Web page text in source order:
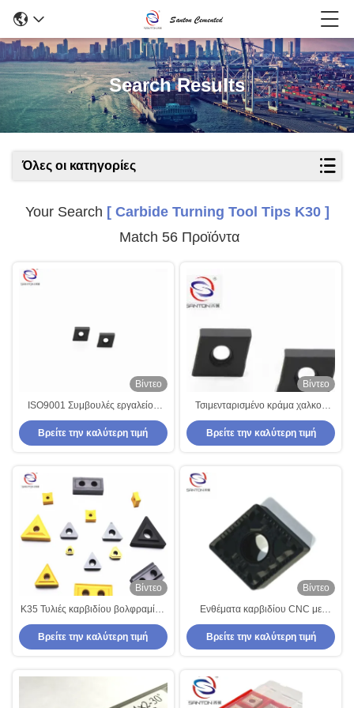
Search Results
Όλες οι κατηγορίες
Your Search [ Carbide Turning Tool Tips K30 ]
Match 56 Προϊόντα
Βίντεο
ISO9001 Συμβουλές εργαλείου
στροφής καρβιδίου K30
Επεξεργασία κράματος χαλκού
Βρείτε την καλύτερη τιμή
Βίντεο
Τσιμενταρισμένο κράμα χαλκού
επεξεργασίας ακρών εργαλείων
στροφής καρβιδίου ενθέτων
καρβιδίου K30
Βρείτε την καλύτερη τιμή
Βίντεο
Κ35 Τυλιές καρβιδίου βολφραμίου
91,5 HRA
Βρείτε την καλύτερη τιμή
Βίντεο
Ενθέματα καρβιδίου CNC με
επίστρωση CVD για ένθετα
εργαλείων διάτρησης και
τόρνευσης
Βρείτε την καλύτερη τιμή